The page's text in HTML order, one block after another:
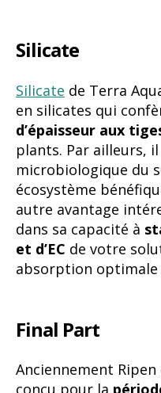
Silicate
Silicate de Terra
en silicates qui
d’épaisseur aux
plants. Par ailleurs,
microbiologique du
écosystème
autre avantage
dans sa capacité à
et d’EC de votre
absorption
Final Part
Anciennement